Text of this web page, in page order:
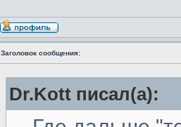
Заголовок сообщения:
Dr.Kott писал(а):